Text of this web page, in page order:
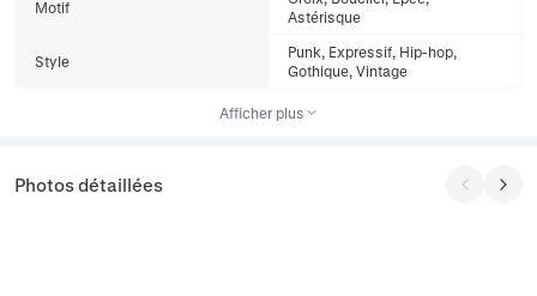
Motif
Astérisque
Style
Punk, Expressif, Hip-hop,
Gothique, Vintage
Afficher plus
Photos détaillées